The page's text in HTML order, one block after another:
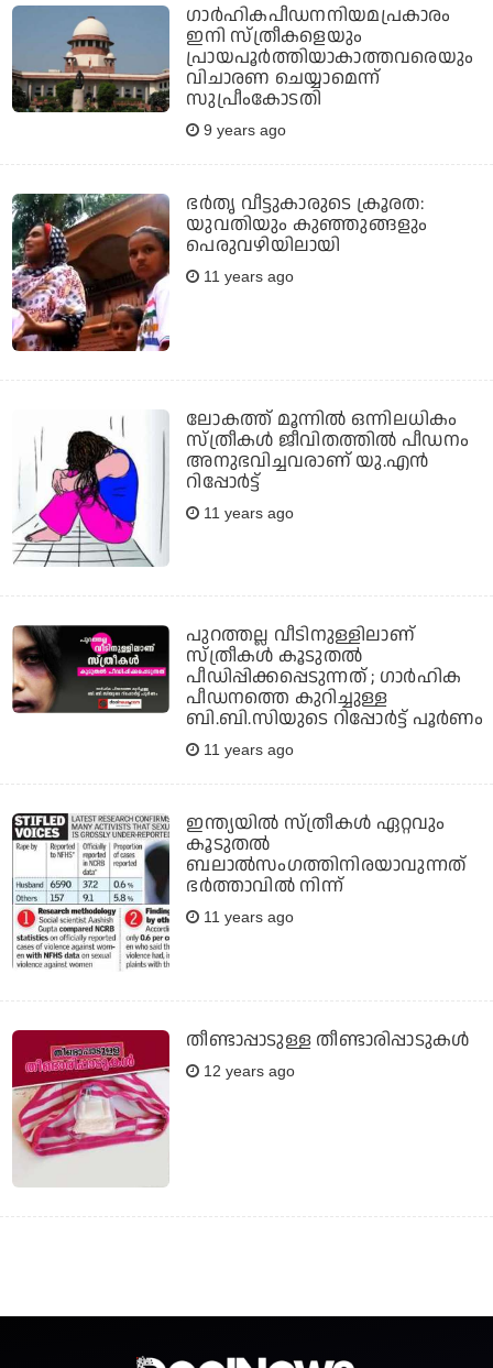
ഗാര്‍ഹികപീഡനനിയമപ്രകാരം
ഇനി സ്ത്രീകളെയും
പ്രായപൂര്‍ത്തിയാകാത്തവരെയും
വിചാരണ ചെയ്യാമെന്ന്
സുപ്രീംകോടതി
9 years ago
ഭര്‍തൃ വീട്ടുകാരുടെ ക്രൂരത:
യുവതിയും കുഞ്ഞുങ്ങളും
പെരുവഴിയിലായി
11 years ago
ലോകത്ത് മൂന്നില്‍ ഒന്നിലധികം
സ്ത്രീകള്‍ ജീവിതത്തില്‍ പീഡനം
അനുഭവിച്ചവരാണ് യു.എന്‍
റിപ്പോര്‍ട്ട്
11 years ago
പുറത്തല്ല വീടിനുള്ളിലാണ്
സ്ത്രീകള്‍ കൂടുതല്‍
പീഡിപ്പിക്കപ്പെടുന്നത് ; ഗാര്‍ഹിക
പീഡനത്തെ കുറിച്ചുള്ള
ബി.ബി.സിയുടെ റിപ്പോര്‍ട്ട് പൂര്‍ണം
11 years ago
ഇന്ത്യയില്‍ സ്ത്രീകള്‍ ഏറ്റവും
കൂടുതല്‍
ബലാല്‍സംഗത്തിനിരയാവുന്നത്
ഭര്‍ത്താവില്‍ നിന്ന്
11 years ago
തീണ്ടാപ്പാടുള്ള തീണ്ടാരിപ്പാടുകള്‍
12 years ago